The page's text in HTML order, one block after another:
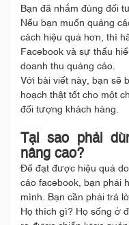
Bạn đã nhắm đúng đối
Nếu bạn muốn quảng
cách hiệu quả hơn, thì
Facebook và sự thấu
doanh thu quảng cáo.
Với bài viết này, bạn sẽ
hoạch thật tốt cho một
đối tượng khách hàng.
Tại sao phải
nâng cao?
Để đạt được hiệu quả
cáo facebook, bạn phải
mình. Bạn cần phải trả
Họ thích gì? Họ sống ở